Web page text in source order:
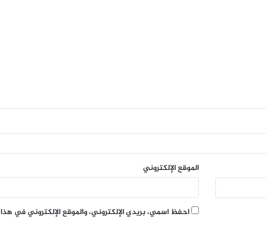
الموقع الإلكتروني
احفظ اسمي، بريدي الإلكتروني، والموقع الإلكتروني في هذا